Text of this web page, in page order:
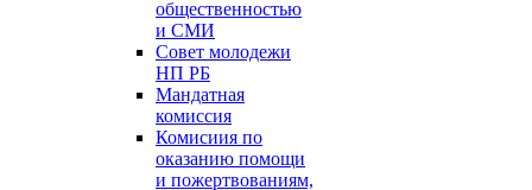
общественностью
и СМИ
Совет молодежи
НП РБ
Мандатная
комиссия
Комисиия по
оказанию помощи
и пожертвованиям,